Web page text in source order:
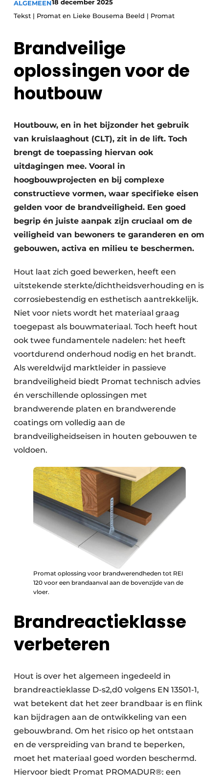
storymetadata
Vacature aanmelden
Vacatures
Video’s
ALGEMEEN18 december 2025
Tekst | Promat en Lieke Bousema Beeld | Promat
Brandveilige
oplossingen voor de
houtbouw
Houtbouw, en in het bijzonder het gebruik
van kruislaaghout (CLT), zit in de lift. Toch
brengt de toepassing hiervan ook
uitdagingen mee. Vooral in
hoogbouwprojecten en bij complexe
constructieve vormen, waar specifieke eisen
gelden voor de brandveiligheid. Een goed
begrip én juiste aanpak zijn cruciaal om de
veiligheid van bewoners te garanderen en om
gebouwen, activa en milieu te beschermen.
Hout laat zich goed bewerken, heeft een
uitstekende sterkte/dichtheidsverhouding en is
corrosiebestendig en esthetisch aantrekkelijk.
Niet voor niets wordt het materiaal graag
toegepast als bouwmateriaal. Toch heeft hout
ook twee fundamentele nadelen: het heeft
voortdurend onderhoud nodig en het brandt.
Als wereldwijd marktleider in passieve
brandveiligheid biedt Promat technisch advies
én verschillende oplossingen met
brandwerende platen en brandwerende
coatings om volledig aan de
brandveiligheidseisen in houten gebouwen te
voldoen.
Promat oplossing voor brandwerendheden tot REI
120 voor een brandaanval aan de bovenzijde van de
vloer.
Brandreactieklasse
verbeteren
Hout is over het algemeen ingedeeld in
brandreactieklasse D-s2,d0 volgens EN 13501-1,
wat betekent dat het zeer brandbaar is en flink
kan bijdragen aan de ontwikkeling van een
gebouwbrand. Om het risico op het ontstaan
en de verspreiding van brand te beperken,
moet het materiaal goed worden beschermd.
Hiervoor biedt Promat PROMADUR®: een